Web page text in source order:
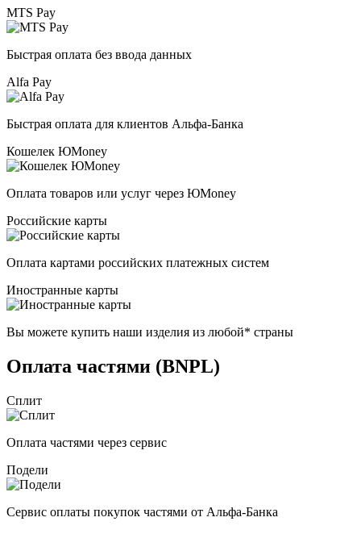
MTS Pay
Быстрая оплата без ввода данных
Alfa Pay
Быстрая оплата для клиентов Альфа-Банка
Кошелек ЮMoney
Оплата товаров или услуг через ЮMoney
Российские карты
Оплата картами российских платежных систем
Иностранные карты
Вы можете купить наши изделия из любой* страны
Оплата частями (BNPL)
Сплит
Оплата частями через сервис
Подели
Сервис оплаты покупок частями от Альфа-Банка